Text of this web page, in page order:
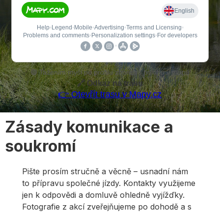
🟢 Tažením myši po profilu zobrazíš polohu v mapě
🔗 Odkaz na trasu
👉 Otevřít trasu v Mapy.cz
Zásady komunikace a
soukromí
Pište prosím stručně a věcně – usnadní nám
to přípravu společné jízdy. Kontakty využijeme
jen k odpovědi a domluvě ohledně vyjížďky.
Fotografie z akcí zveřejňujeme po dohodě a s